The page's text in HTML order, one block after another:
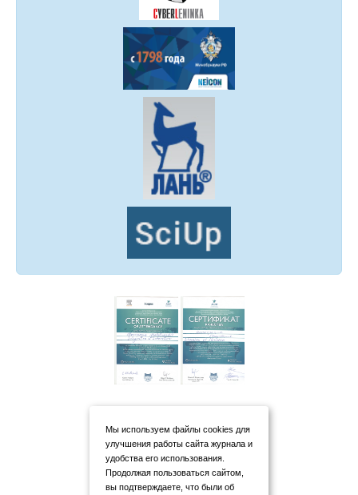
Мы используем файлы cookies для
улучшения работы сайта журнала и
удобства его использования.
Продолжая пользоваться сайтом,
вы подтверждаете, что были об